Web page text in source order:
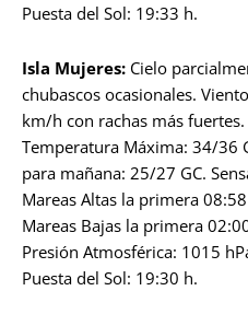
Puesta del Sol: 19:33 h.
Isla Mujeres: Cielo
chubascos ocasionales.
km/h con rachas más
Temperatura Máxima: 34/36
para mañana: 25/27 GC.
Mareas Altas la primera
Mareas Bajas la primera
Presión Atmosférica: 1015
Puesta del Sol: 19:30 h.